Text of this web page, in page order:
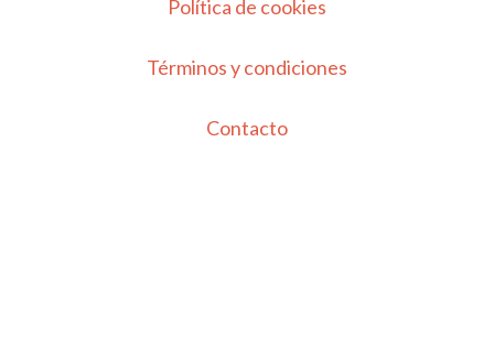
Política de cookies
Términos y condiciones
Contacto